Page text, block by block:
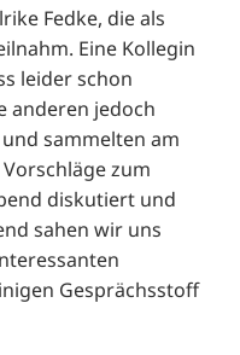
Fedke, die als
Eine Kollegin
leider schon
anderen jedoch
sammelten am
zum
diskutiert und
sahen wir uns
Gesprächsstoff